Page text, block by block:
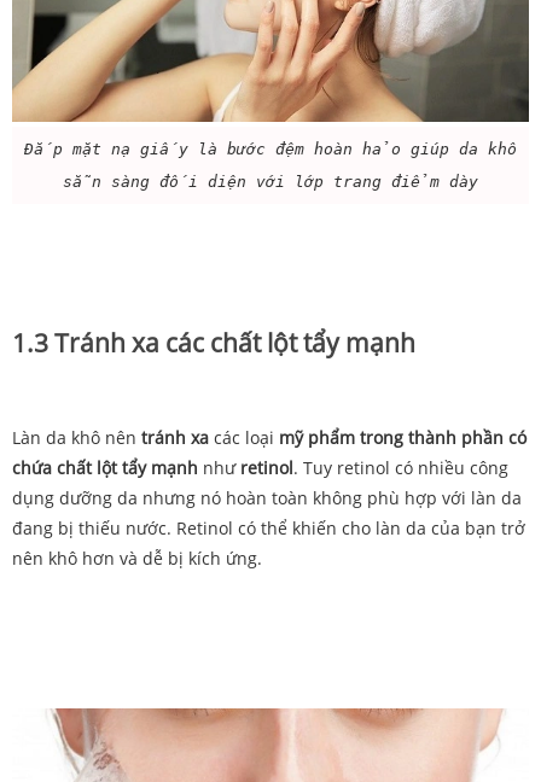
Đắp mặt nạ giấy là bước đệm hoàn hảo giúp da khô
sẵn sàng đối diện với lớp trang điểm dày
1.3 Tránh xa các chất lột tẩy mạnh
Làn da khô nên tránh xa các loại mỹ phẩm trong thành phần có
chứa chất lột tẩy mạnh như retinol. Tuy retinol có nhiều công
dụng dưỡng da nhưng nó hoàn toàn không phù hợp với làn da
đang bị thiếu nước. Retinol có thể khiến cho làn da của bạn trở
nên khô hơn và dễ bị kích ứng.